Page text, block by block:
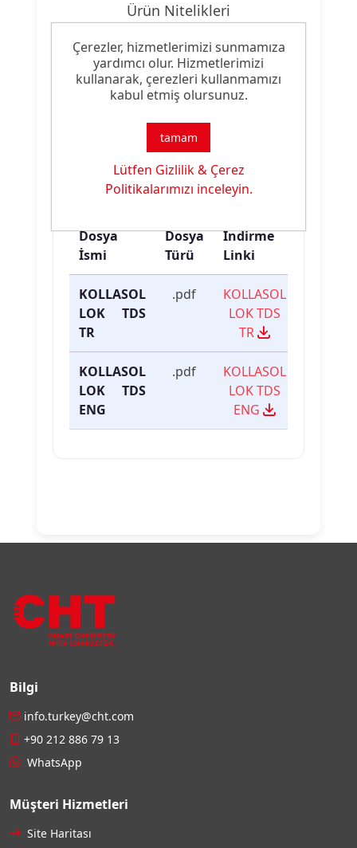
Ürün Nitelikleri
Ürün
Tipi:
Hava Aldırıcı & Köpük Kesici
Ürün Dokümanları
Dosya
İsmi
Dosya
Türü
İndirme
Linki
KOLLASOL
LOK TDS
TR
.pdf
KOLLASOL
LOK TDS
TR
KOLLASOL
LOK TDS
ENG
.pdf
KOLLASOL
LOK TDS
ENG
Bilgi
info.turkey@cht.com
+90 212 886 79 13
WhatsApp
Müşteri Hizmetleri
Site Haritası
Çerezler, hizmetlerimizi sunmamıza
yardımcı olur. Hizmetlerimizi
kullanarak, çerezleri kullanmamızı
kabul etmiş olursunuz.
tamam
Lütfen Gizlilik & Çerez
Politikalarımızı inceleyin.